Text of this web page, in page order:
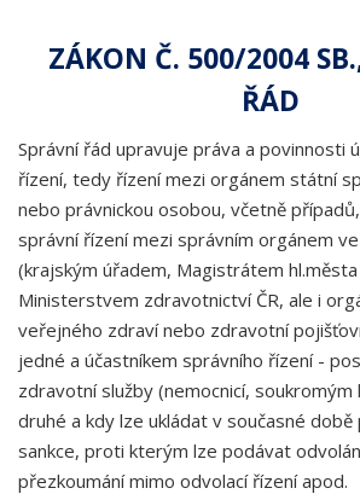
ZÁKON Č. 500/2004
ŘÁD
Správní řád upravuje práva a povinnosti
řízení, tedy řízení mezi orgánem státní
nebo právnickou osobou, včetně
správní řízení mezi správním orgánem
(krajským úřadem, Magistrátem
Ministerstvem zdravotnictví ČR, ale i
veřejného zdraví nebo zdravotní
jedné a účastníkem správního řízení -
zdravotní služby (nemocnicí,
druhé a kdy lze ukládat v současné době
sankce, proti kterým lze podávat
přezkoumání mimo odvolací řízení apod.